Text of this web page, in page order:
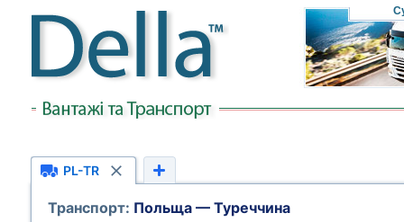
PL-TR
Транспорт: Польща — Туреччина